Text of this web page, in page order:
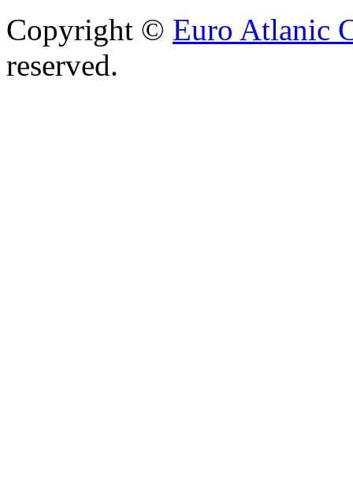
Copyright © Euro Atlanic
reserved.